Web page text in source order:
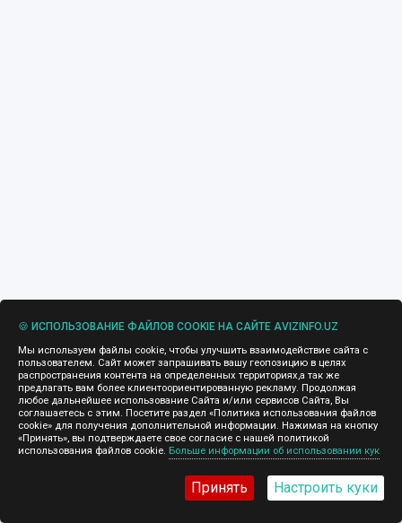
🍪 ИСПОЛЬЗОВАНИЕ ФАЙЛОВ COOKIE НА САЙТЕ AVIZINFO.UZ
Мы используем файлы cookie, чтобы улучшить взаимодействие сайта с
пользователем. Сайт может запрашивать вашу геопозицию в целях
распространения контента на определенных территориях,а так же
предлагать вам более клиентоориентированную рекламу. Продолжая
любое дальнейшее использование Сайта и/или сервисов Сайта, Вы
соглашаетесь с этим. Посетите раздел «Политика использования файлов
cookie» для получения дополнительной информации. Нажимая на кнопку
«Принять», вы подтверждаете свое согласие с нашей политикой
использования файлов cookie. Больше информации об использовании кук
Принять Настроить куки